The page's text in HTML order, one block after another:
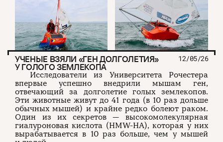
УЧЕНЫЕ ВЗЯЛИ «ГЕН ДОЛГОЛЕТИЯ»
У ГОЛОГО ЗЕМЛЕКОПА
12/05/26
Исследователи из Университета Рочестера
впервые успешно внедрили мышам ген,
отвечающий за долголетие голых землекопов.
Эти животные живут до 41 года (в 10 раз дольше
обычных мышей) и крайне редко болеют раком.
Один из их секретов — высокомолекулярная
гиалуроновая кислота (HMW-HA), которая у них
вырабатывается в 10 раз больше, чем у мышей